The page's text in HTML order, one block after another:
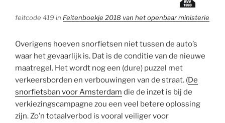
feitcode 419 in Feitenboekje 2018 van het openbaar ministerie
Overigens hoeven snorfietsen niet tussen de auto’s
waar het gevaarlijk is. Dat is de conditie van de nieuwe
maatregel. Het wordt nog een (dure) puzzel met
verkeersborden en verbouwingen van de straat. (De
snorfietsban voor Amsterdam die de inzet is bij de
verkiezingscampagne zou een veel betere oplossing
zijn. Zo’n totaalverbod is vooral veiliger voor